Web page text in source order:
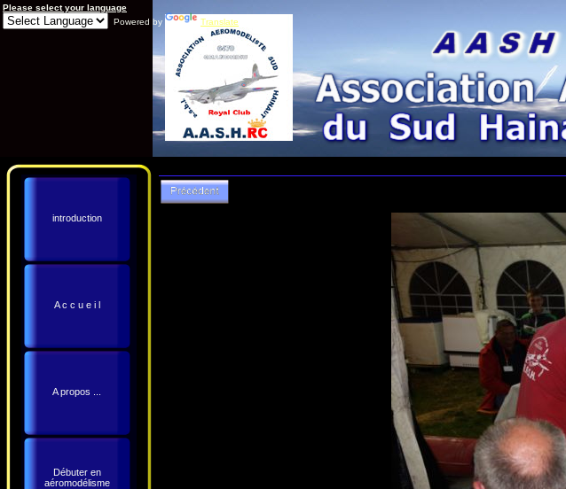
Please select your language
Powered by
Translate
introduction
A c c u e i l
A propos ...
Débuter en
aéromodélisme